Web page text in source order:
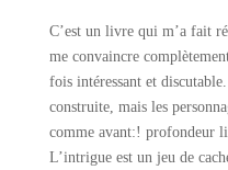
C’est un livre qui m’a fait
me convaincre
fois intéressant et
construite, mais les
comme avant:! profondeur
L’intrigue est un jeu de